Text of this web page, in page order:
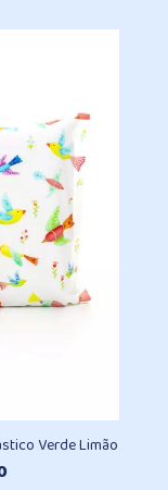
preço:
Verde Limão
Faixa